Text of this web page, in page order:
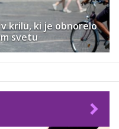
krilu, ki je obnorelo
svetu